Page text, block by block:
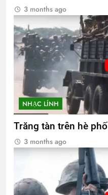
3 months ago
NHẠC LÍNH
Trăng tàn trên hè phố
3 months ago